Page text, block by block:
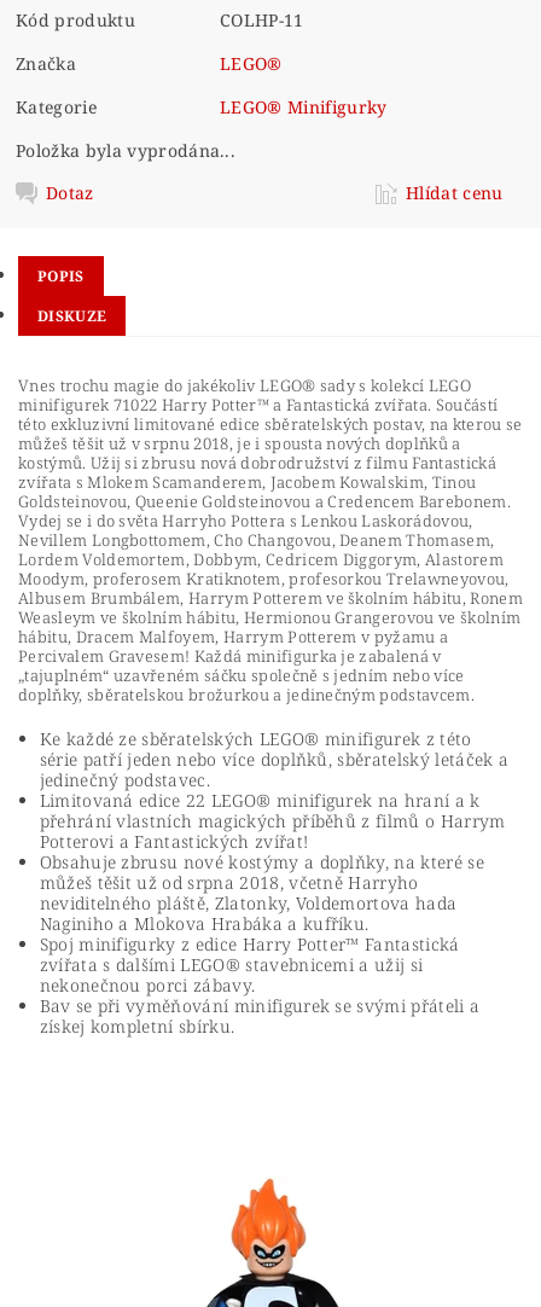
Kód produktu
COLHP-11
Značka
LEGO®
Kategorie
LEGO® Minifigurky
Položka byla vyprodána...
Dotaz
Hlídat cenu
POPIS
DISKUZE
Vnes trochu magie do jakékoliv LEGO® sady s kolekcí LEGO
minifigurek 71022 Harry Potter™ a Fantastická zvířata. Součástí
této exkluzivní limitované edice sběratelských postav, na kterou se
můžeš těšit už v srpnu 2018, je i spousta nových doplňků a
kostýmů. Užij si zbrusu nová dobrodružství z filmu Fantastická
zvířata s Mlokem Scamanderem, Jacobem Kowalskim, Tinou
Goldsteinovou, Queenie Goldsteinovou a Credencem Barebonem.
Vydej se i do světa Harryho Pottera s Lenkou Laskorádovou,
Nevillem Longbottomem, Cho Changovou, Deanem Thomasem,
Lordem Voldemortem, Dobbym, Cedricem Diggorym, Alastorem
Moodym, proferosem Kratiknotem, profesorkou Trelawneyovou,
Albusem Brumbálem, Harrym Potterem ve školním hábitu, Ronem
Weasleym ve školním hábitu, Hermionou Grangerovou ve školním
hábitu, Dracem Malfoyem, Harrym Potterem v pyžamu a
Percivalem Gravesem! Každá minifigurka je zabalená v
„tajuplném“ uzavřeném sáčku společně s jedním nebo více
doplňky, sběratelskou brožurkou a jedinečným podstavcem.
Ke každé ze sběratelských LEGO® minifigurek z této
série patří jeden nebo více doplňků, sběratelský letáček a
jedinečný podstavec.
Limitovaná edice 22 LEGO® minifigurek na hraní a k
přehrání vlastních magických příběhů z filmů o Harrym
Potterovi a Fantastických zvířat!
Obsahuje zbrusu nové kostýmy a doplňky, na které se
můžeš těšit už od srpna 2018, včetně Harryho
neviditelného pláště, Zlatonky, Voldemortova hada
Naginiho a Mlokova Hrabáka a kufříku.
Spoj minifigurky z edice Harry Potter™ Fantastická
zvířata s dalšími LEGO® stavebnicemi a užij si
nekonečnou porci zábavy.
Bav se při vyměňování minifigurek se svými přáteli a
získej kompletní sbírku.